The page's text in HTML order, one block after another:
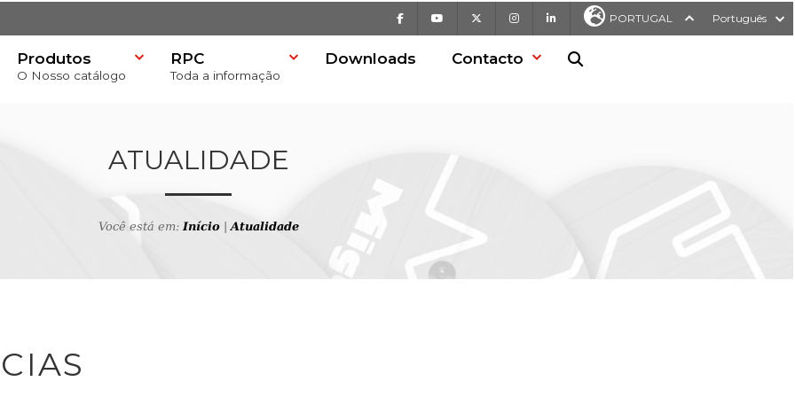
Facebook Youtube InstagramLinkedIn PORTUGAL Português
Produtos
O Nosso catálogo
RPC
Toda a informação
Downloads Contacto
ATUALIDADE
Você está em:Início |Atualidade